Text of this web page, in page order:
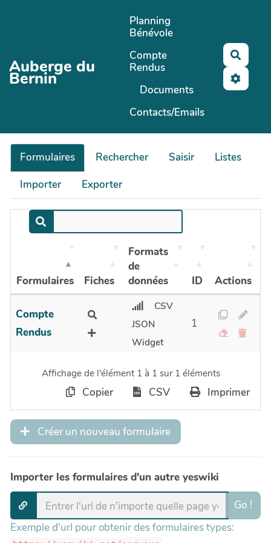
Aller au contenu principal
Auberge du
Bernin
Planning
Bénévole
Compte
Rendus
Documents
Contacts/Emails
Formulaires Rechercher Saisir
Listes
Importer
Exporter
Formulaires Fiches
Formats
de
données
ID Actions
Compte
Rendus
CSV
JSON
Widget
1
Affichage de l'élément 1 à 1 sur 1 éléments
Copier CSV Imprimer
Créer un nouveau formulaire
Importer les formulaires d'un autre yeswiki
Go !
Exemple d'url pour obtenir des formulaires types: